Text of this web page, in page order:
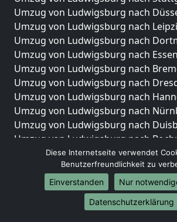
Umzug von Ludwigsburg nach
Umzug von Ludwigsburg nach
Umzug von Ludwigsburg nach
Umzug von Ludwigsburg nach Essen
Umzug von Ludwigsburg nach
Umzug von Ludwigsburg nach
Umzug von Ludwigsburg nach
Umzug von Ludwigsburg nach
Umzug von Ludwigsburg nach
Umzug von Ludwigsburg nach
Umzug von Ludwigsburg nach
Umzug von Ludwigsburg nach
Umzug von Ludwigsburg nach Bonn
Umzug von Ludwigsburg nach
Diese Internetseite verwendet
Benutzerfreundlichkeit zu
Einverstanden
Nur
Datenschutzerklärung